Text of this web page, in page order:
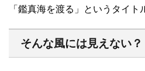
「鑑真海を渡る」というタイト
そんな風には見えない？